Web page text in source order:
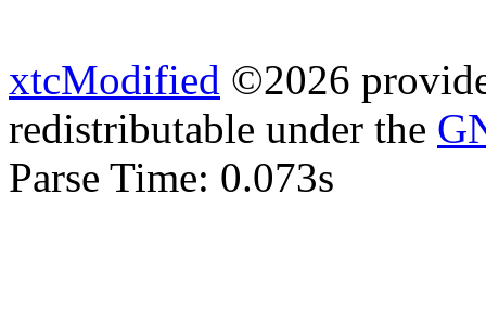
xtcModified ©2026
redistributable under the
Parse Time: 0.073s